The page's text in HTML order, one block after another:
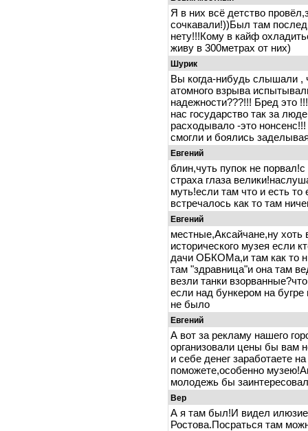
Я в них всё детство
сочкавали!))Был там
нету!!!Кому в кайф
живу в 300метрах от них)
Шурик
Вы когда-нибудь слышали
атомного взрыва
надежности???!!! Бред это
нас государство так за
расходывало -это
смогли и боялись
Евгений
блин,чуть пупок не
страха глаза
муть!если там что и есть
встречалось как то там
Евгений
местные,Аксайчане,ну
исторического музея если
дачи ОБКОМа,и там как то
там "здравница"и она там
везли танки
если над бункером на бугре
не было
Евгений
А вот за рекламу нашего
организовали цены бы вам
и себе денег заработаете
поможете,особенно
молодежь бы
Вер
А я там был!И видел
Ростова.Посраться там